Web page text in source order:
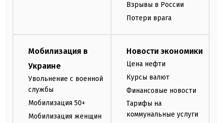
Взрывы в России
Потери врага
Мобилизация в
Украине
Увольнение с военной
службы
Мобилизация 50+
Мобилизация женщин
Новости экономики
Цена нефти
Курсы валют
Финансовые новости
Тарифы на
коммунальные услуги